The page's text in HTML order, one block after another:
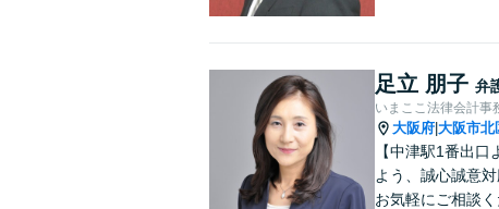
足立 朋子 弁
いまここ法律会計事
大阪府 大阪市北
【中津駅1番出
よう、誠心誠意
お気軽にご相談く